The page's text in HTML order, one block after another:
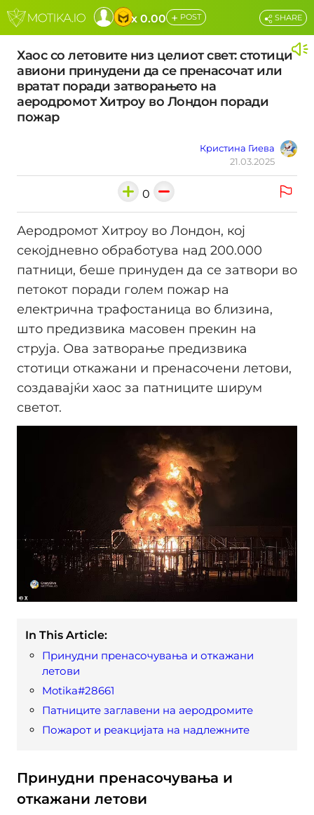
x 0.00 + POST
Хаос со летовите низ целиот свет: стотици
авиони принудени да се пренасочат или
вратат поради затворањето на
аеродромот Хитроу во Лондон поради
пожар
Кристина Гиева
21.03.2025
SHARE
0
Аеродромот Хитроу во Лондон, кој
секојдневно обработува над 200.000
патници, беше принуден да се затвори во
петокот поради голем пожар на
електрична трафостаница во близина,
што предизвика масовен прекин на
струја. Ова затворање предизвика
стотици откажани и пренасочени летови,
создавајќи хаос за патниците ширум
светот.
In This Article:
Принудни пренасочувања и откажани
летови
Motika#28661
Патниците заглавени на аеродромите
Пожарот и реакцијата на надлежните
Принудни пренасочувања и
откажани летови